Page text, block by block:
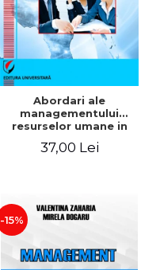
Abordari ale
managementului
resurselor umane in
37,00 Lei
-15%